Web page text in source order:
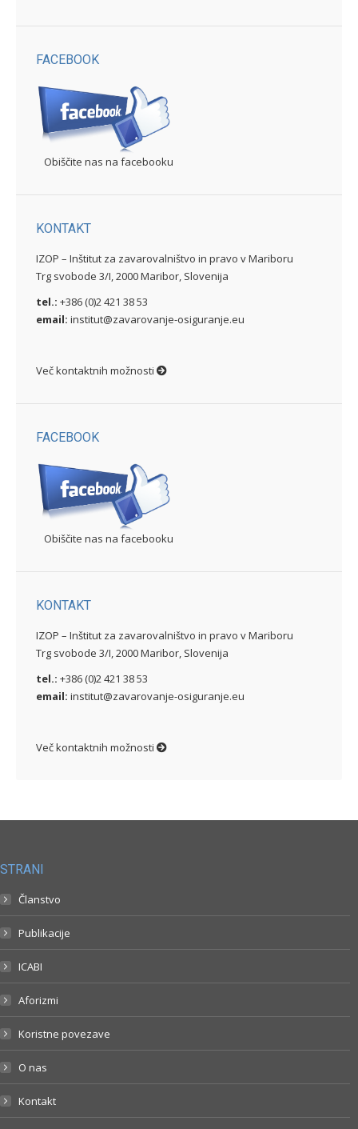
FACEBOOK
Obiščite nas na facebooku
KONTAKT
IZOP – Inštitut za zavarovalništvo in pravo v Mariboru
Trg svobode 3/I, 2000 Maribor, Slovenija
tel.: +386 (0)2 421 38 53
email: institut@zavarovanje-osiguranje.eu
Več kontaktnih možnosti
FACEBOOK
Obiščite nas na facebooku
KONTAKT
IZOP – Inštitut za zavarovalništvo in pravo v Mariboru
Trg svobode 3/I, 2000 Maribor, Slovenija
tel.: +386 (0)2 421 38 53
email: institut@zavarovanje-osiguranje.eu
Več kontaktnih možnosti
STRANI
Članstvo
Publikacije
ICABI
Aforizmi
Koristne povezave
O nas
Kontakt